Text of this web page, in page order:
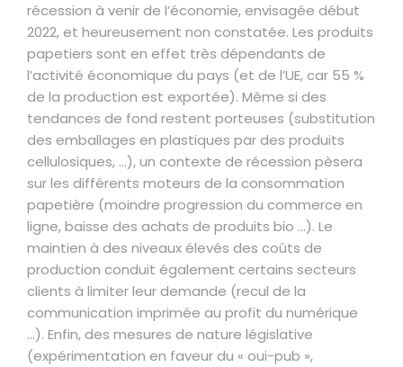
récession à venir de l’économie, envisagée début
2022, et heureusement non constatée. Les produits
papetiers sont en effet très dépendants de
l’activité économique du pays (et de l’UE, car 55 %
de la production est exportée). Même si des
tendances de fond restent porteuses (substitution
des emballages en plastiques par des produits
cellulosiques, …), un contexte de récession pèsera
sur les différents moteurs de la consommation
papetière (moindre progression du commerce en
ligne, baisse des achats de produits bio …). Le
maintien à des niveaux élevés des coûts de
production conduit également certains secteurs
clients à limiter leur demande (recul de la
communication imprimée au profit du numérique
…). Enfin, des mesures de nature législative
(expérimentation en faveur du « oui-pub »,